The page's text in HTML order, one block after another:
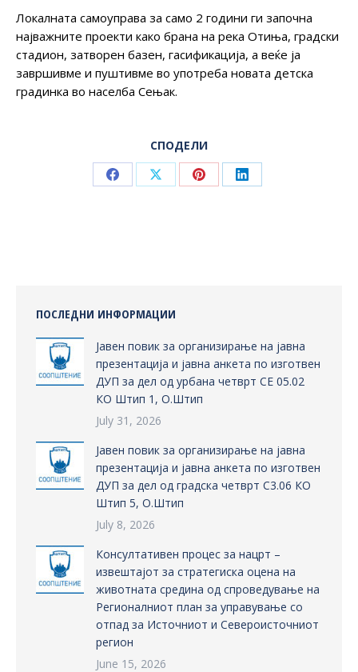
Локалната самоуправа за само 2 години ги започна
најважните проекти како брана на река Отиња, градски
стадион, затворен базен, гасификација, а веќе ја
завршивме и пуштивме во употреба новата детска
градинка во населба Сењак.
СПОДЕЛИ
Share Share Share Share
ПОСЛЕДНИ ИНФОРМАЦИИ
Јавен повик за организирање на јавна
презентација и јавна анкета по изготвен
ДУП за дел од урбана четврт СЕ 05.02
КО Штип 1, О.Штип
July 31, 2026
Јавен повик за организирање на јавна
презентација и јавна анкета по изготвен
ДУП за дел од градска четврт С3.06 КО
Штип 5, О.Штип
July 8, 2026
Консултативен процес за нацрт –
извештајот за стратегиска оцена на
животната средина од спроведување на
Регионалниот план за управување со
отпад за Источниот и Североисточниот
регион
June 15, 2026